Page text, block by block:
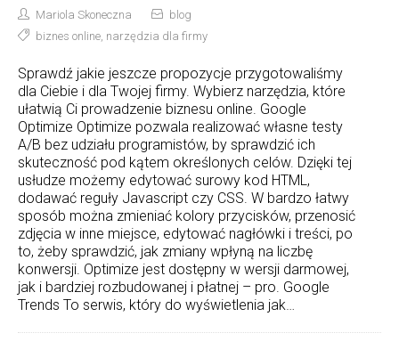
Mariola Skoneczna
blog
biznes online, narzędzia dla firmy
Sprawdź jakie jeszcze propozycje przygotowaliśmy
dla Ciebie i dla Twojej firmy. Wybierz narzędzia, które
ułatwią Ci prowadzenie biznesu online. Google
Optimize Optimize pozwala realizować własne testy
A/B bez udziału programistów, by sprawdzić ich
skuteczność pod kątem określonych celów. Dzięki tej
usłudze możemy edytować surowy kod HTML,
dodawać reguły Javascript czy CSS. W bardzo łatwy
sposób można zmieniać kolory przycisków, przenosić
zdjęcia w inne miejsce, edytować nagłówki i treści, po
to, żeby sprawdzić, jak zmiany wpłyną na liczbę
konwersji. Optimize jest dostępny w wersji darmowej,
jak i bardziej rozbudowanej i płatnej – pro. Google
Trends To serwis, który do wyświetlenia jak…